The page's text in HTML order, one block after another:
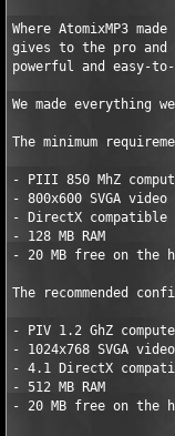
Where AtomixMP3
gives to the pro and
powerful and easy-
We made
The minimum
- PIII 850 MhZ
- 800x600 SVGA video
- DirectX compatible
- 128 MB RAM
- 20 MB free on the
The recommended
- PIV 1.2 GhZ
- 1024x768 SVGA video
- 4.1 DirectX
- 512 MB RAM
- 20 MB free on the